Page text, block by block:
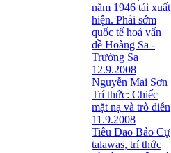
năm 1946 tái xuất
hiện. Phải sớm
quốc tế hoá vấn
đề Hoàng Sa -
Trường Sa
12.9.2008
Nguyễn Mai Sơn
Trí thức: Chiếc
mặt nạ và trò diễn
11.9.2008
Tiêu Dao Bảo Cự
talawas, trí thức